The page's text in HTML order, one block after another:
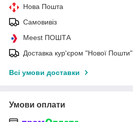
Нова Пошта
Самовивіз
Meest ПОШТА
Доставка кур'єром "Нової Пошти"
Всі умови доставки
Умови оплати